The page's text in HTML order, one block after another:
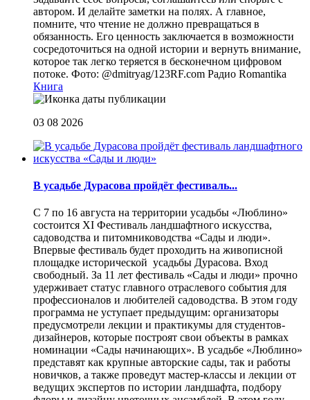
автором. И делайте заметки на полях. А главное,
помните, что чтение не должно превращаться в
обязанность. Его ценность заключается в возможности
сосредоточиться на одной истории и вернуть внимание,
которое так легко теряется в бесконечном цифровом
потоке. Фото: @dmitryag/123RF.com Радио Romantika
Книга
03 08 2026
В усадьбе Дурасова пройдёт фестиваль...
С 7 по 16 августа на территории усадьбы «Люблино»
состоится XI Фестиваль ландшафтного искусства,
садоводства и питомниководства «Сады и люди».
Впервые фестиваль будет проходить на живописной
площадке исторической усадьбы Дурасова. Вход
свободный. За 11 лет фестиваль «Сады и люди» прочно
удерживает статус главного отраслевого события для
профессионалов и любителей садоводства. В этом году
программа не уступает предыдущим: организаторы
предусмотрели лекции и практикумы для студентов-
дизайнеров, которые построят свои объекты в рамках
номинации «Сады начинающих». В усадьбе «Люблино»
представят как крупные авторские сады, так и работы
новичков, а также проведут мастер-классы и лекции от
ведущих экспертов по истории ландшафта, подбору